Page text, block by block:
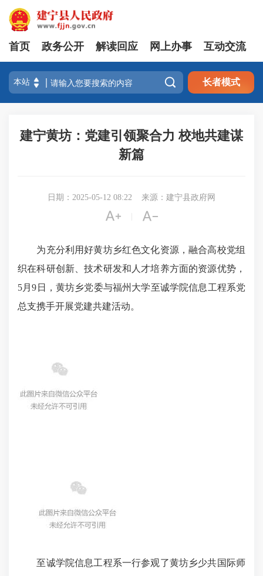
首页 政务公开 解读回应 网上办事 互动交流
 长者模式
建宁黄坊：党建引领聚合力 校地共建谋
新篇
日期：2025-05-12 08:22 来源：建宁县政府网
 
为充分利用好黄坊乡红色文化资源，融合高校党组
织在科研创新、技术研发和人才培养方面的资源优势，
5月9日，黄坊乡党委与福州大学至诚学院信息工程系党
总支携手开展党建共建活动。
至诚学院信息工程系一行参观了黄坊乡少共国际师